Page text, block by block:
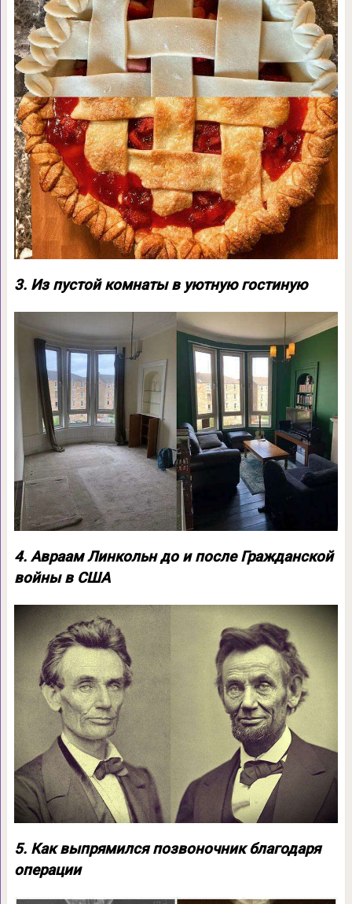
3. Из пустой комнаты в уютную гостиную
4. Авраам Линкольн до и после Гражданской
войны в США
5. Как выпрямился позвоночник благодаря
операции